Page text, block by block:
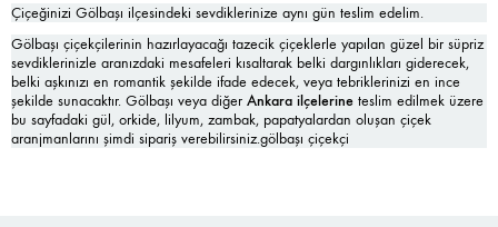
Çiçeğinizi Gölbaşı ilçesindeki sevdiklerinize aynı gün teslim edelim.
Gölbaşı çiçekçilerinin hazırlayacağı tazecik çiçeklerle yapılan güzel bir süpriz
sevdiklerinizle aranızdaki mesafeleri kısaltarak belki dargınlıkları giderecek,
belki aşkınızı en romantik şekilde ifade edecek, veya tebriklerinizi en ince
şekilde sunacaktır. Gölbaşı veya diğer Ankara ilçelerine teslim edilmek üzere
bu sayfadaki gül, orkide, lilyum, zambak, papatyalardan oluşan çiçek
aranjmanlarını şimdi sipariş verebilirsiniz.gölbaşı çiçekçi